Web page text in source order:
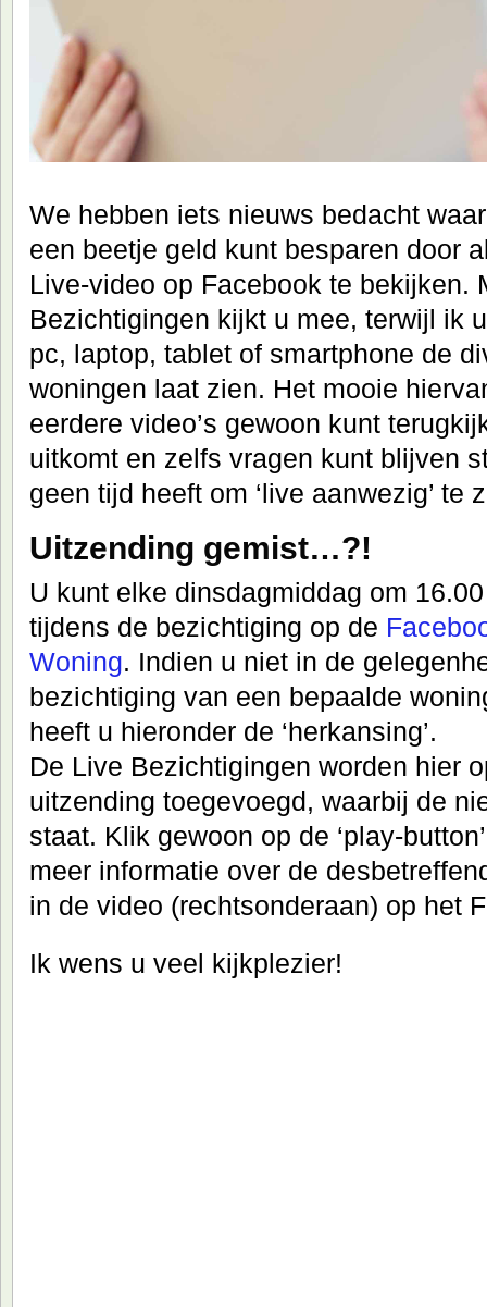
We hebben iets nieuws bedacht
een beetje geld kunt besparen door
Live-video op Facebook te bekijken.
Bezichtigingen kijkt u mee, terwijl ik
pc, laptop, tablet of smartphone de
woningen laat zien. Het mooie
eerdere video’s gewoon kunt
uitkomt en zelfs vragen kunt blijven
geen tijd heeft om ‘live aanwezig’ te
Uitzending gemist…?!
U kunt elke dinsdagmiddag om 16.00
tijdens de bezichtiging op de
Woning. Indien u niet in de
bezichtiging van een bepaalde
heeft u hieronder de ‘herkansing’.
De Live Bezichtigingen worden hier
uitzending toegevoegd, waarbij de
staat. Klik gewoon op de ‘play-
meer informatie over de
in de video (rechtsonderaan) op het
Ik wens u veel kijkplezier!